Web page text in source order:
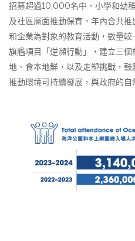
招募超過10,000名中、小學和幼
及社區層面推動保育。年內合共
和企業為對象的教育活動，數量
旗艦項目「逆瀕行動」，建立三
地、食本地鮮，以及走塑挑戰，鼓
推動環境可持續發展，與政府的自